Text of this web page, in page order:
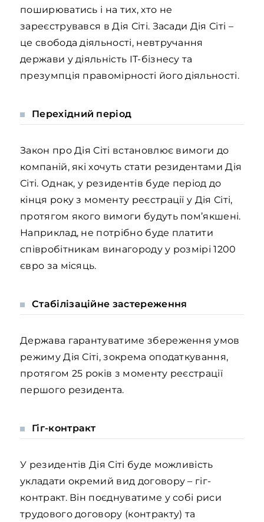
поширюватись і на тих, хто не
зареєструвався в Дія Сіті. Засади Дія Сіті –
це свобода діяльності, невтручання
держави у діяльність IT-бізнесу та
презумпція правомірності його діяльності.
Перехідний період
Закон про Дія Сіті встановлює вимоги до
компаній, які хочуть стати резидентами Дія
Сіті. Однак, у резидентів буде період до
кінця року з моменту реєстрації у Дія Сіті,
протягом якого вимоги будуть пом’якшені.
Наприклад, не потрібно буде платити
співробітникам винагороду у розмірі 1200
євро за місяць.
Стабілізаційне застереження
Держава гарантуватиме збереження умов
режиму Дія Сіті, зокрема оподаткування,
протягом 25 років з моменту реєстрації
першого резидента.
Гіг-контракт
У резидентів Дія Сіті буде можливість
укладати окремий вид договору – гіг-
контракт. Він поєднуватиме у собі риси
трудового договору (контракту) та